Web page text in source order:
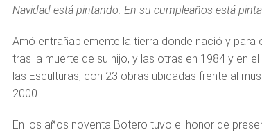
Navidad está pintando. En su cumpleaños está
Amó entrañablemente la tierra donde nació y
tras la muerte de su hijo, y las otras en 1984 y en
las Esculturas, con 23 obras ubicadas frente al
2000.
En los años noventa Botero tuvo el honor de